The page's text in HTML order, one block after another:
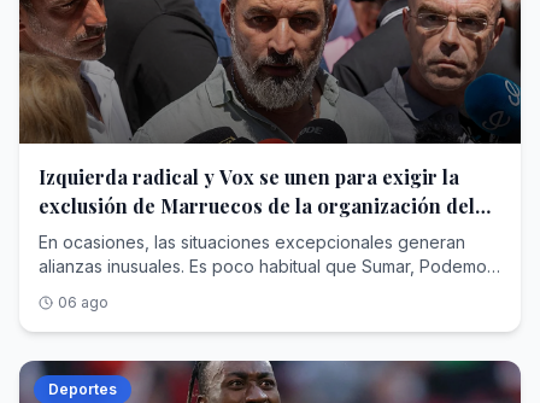
Izquierda radical y Vox se unen para exigir la
exclusión de Marruecos de la organización del
Mundial de 2030
En ocasiones, las situaciones excepcionales generan
alianzas inusuales. Es poco habitual que Sumar, Podemos
cuestión, aunque parecen haber encontrado un punto de
concordancia en la participación de Marruecos en la
organización del Mundial 2030 tras la crisis migratoria
sufrida en Ceuta. Por primera vez, coinciden: las tres
06 ago
Deportes